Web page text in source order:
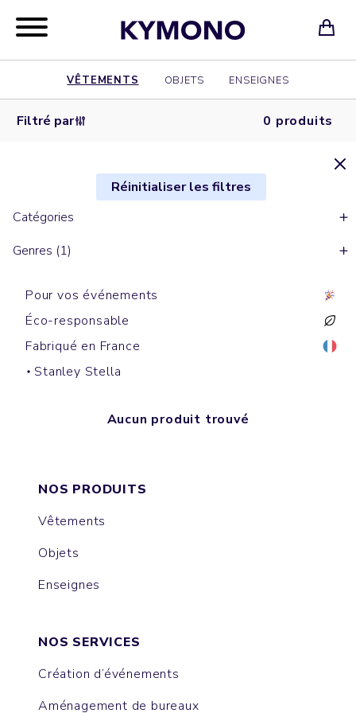
VÊTEMENTS OBJETS ENSEIGNES
Filtré par 0 produits
Réinitialiser les filtres
Catégories
Genres (1)
Pour vos événements
Éco-responsable
Fabriqué en France
Stanley Stella
Aucun produit trouvé
NOS PRODUITS
Vêtements
Objets
Enseignes
NOS SERVICES
Création d’événements
Aménagement de bureaux